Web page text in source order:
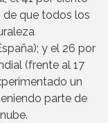
de que todos los
y el 26 por
(frente al 17
un
parte de